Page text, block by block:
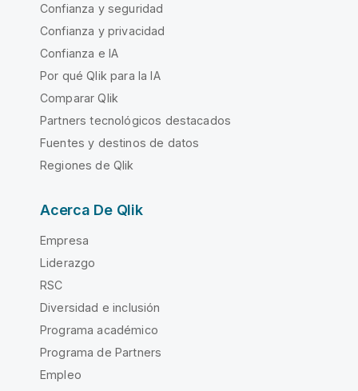
Confianza y seguridad
Confianza y privacidad
Confianza e IA
Por qué Qlik para la IA
Comparar Qlik
Partners tecnológicos destacados
Fuentes y destinos de datos
Regiones de Qlik
Acerca De Qlik
Empresa
Liderazgo
RSC
Diversidad e inclusión
Programa académico
Programa de Partners
Empleo